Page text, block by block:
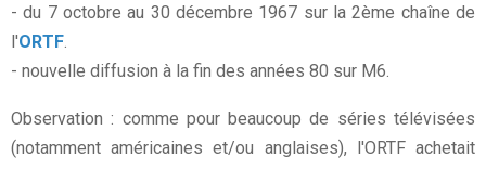
- du 7 octobre au 30 décembre 1967 sur la 2ème chaîne de
l'ORTF
- nouvelle diffusion à la fin des années 80 sur M6.
Observation : comme pour beaucoup de séries télévisées
(notamment américaines et/ou anglaises), l'ORTF achetait